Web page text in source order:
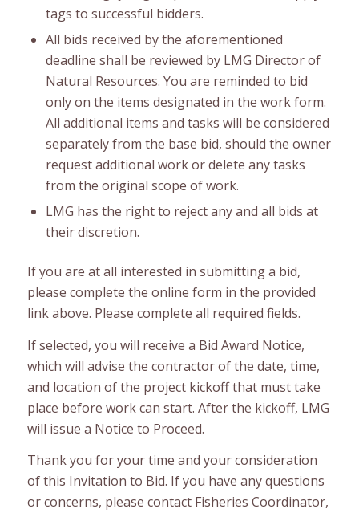
tags to successful bidders.
All bids received by the aforementioned
deadline shall be reviewed by LMG Director of
Natural Resources. You are reminded to bid
only on the items designated in the work form.
All additional items and tasks will be considered
separately from the base bid, should the owner
request additional work or delete any tasks
from the original scope of work.
LMG has the right to reject any and all bids at
their discretion.
If you are at all interested in submitting a bid,
please complete the online form in the provided
link above. Please complete all required fields.
If selected, you will receive a Bid Award Notice,
which will advise the contractor of the date, time,
and location of the project kickoff that must take
place before work can start. After the kickoff, LMG
will issue a Notice to Proceed.
Thank you for your time and your consideration
of this Invitation to Bid. If you have any questions
or concerns, please contact Fisheries Coordinator,